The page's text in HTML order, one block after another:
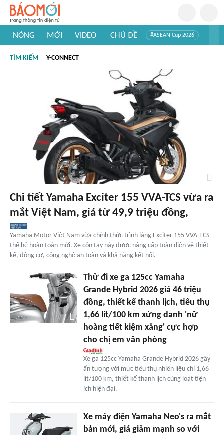
NÓNG MỚI VIDEO CHỦ ĐỀ #ASEAN Cup 2026
#Khám phá thế giới
TÌM KIẾM Y-CONNECT
Chi tiết Yamaha Exciter 155 VVA-TCS vừa ra
mắt Việt Nam, giá từ 49,9 triệu đồng,
Yamaha Motor Việt Nam vừa chính thức trình làng Exciter 155 VVA-TCS
thế hệ hoàn toàn mới. Xe côn tay này được nâng cấp toàn diện về thiết
kế, động cơ, công nghệ an toàn và khả năng kết nối.
Thử đi xe ga 125cc Yamaha
Grande Hybrid 2026 giá 46 triệu
đồng, thiết kế thanh lịch, tiêu thụ
1,66 lít/100 km xứng danh 'nữ
hoàng tiết kiệm xăng' cực hợp
cho chị em văn phòng
Xe ga 125cc Yamaha Grande Hybrid 2026 gây
ấn tượng với mức tiêu thụ nhiên liệu chỉ 1,66
lít/100 km, thiết kế thanh lịch cùng loạt tiện
ích hiện đại.
Xe máy điện Yamaha Neo's ra mắt
bản mới, giá giảm mạnh so với